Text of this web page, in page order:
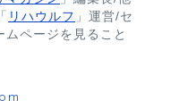
リハウルフ 」運営/セ
ページを見ること